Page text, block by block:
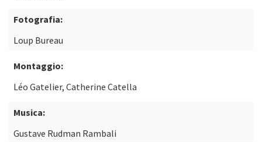
Fotografia:
Loup Bureau
Montaggio:
Léo Gatelier, Catherine Catella
Musica:
Gustave Rudman Rambali